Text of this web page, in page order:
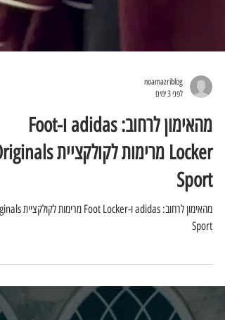
לפני 3 ימים
מהאימון לרחוב: adidas ו-Foot
Sport